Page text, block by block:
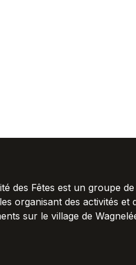
des Fêtes est un groupe de
organisant des activités et
sur le village de